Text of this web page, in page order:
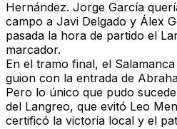
Hernández. Jorge García
campo a Javi Delgado y Álex
pasada la hora de partido el
marcador.
En el tramo final, el
guion con la entrada de
Pero lo único que pudo
del Langreo, que evitó Leo
certificó la victoria local y el